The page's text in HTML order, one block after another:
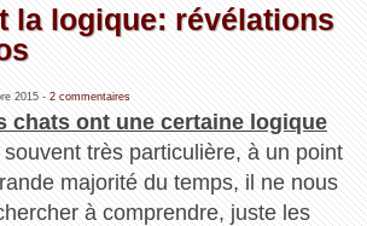
la logique: révélations
2015- 2 commentaires
chats ont une certaine logique
très particulière, à un point
majorité du temps, il ne nous
à comprendre, juste les